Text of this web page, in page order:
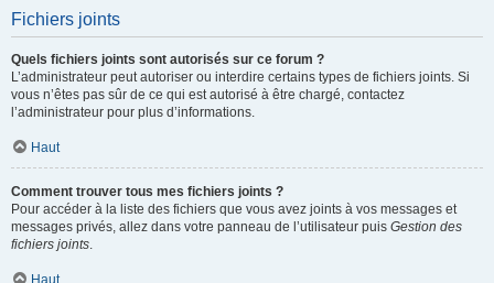
Fichiers joints
Quels fichiers joints sont autorisés sur ce forum ?
L’administrateur peut autoriser ou interdire certains types de fichiers joints. Si
vous n’êtes pas sûr de ce qui est autorisé à être chargé, contactez
l’administrateur pour plus d’informations.
Haut
Comment trouver tous mes fichiers joints ?
Pour accéder à la liste des fichiers que vous avez joints à vos messages et
messages privés, allez dans votre panneau de l’utilisateur puis Gestion des
fichiers joints.
Haut